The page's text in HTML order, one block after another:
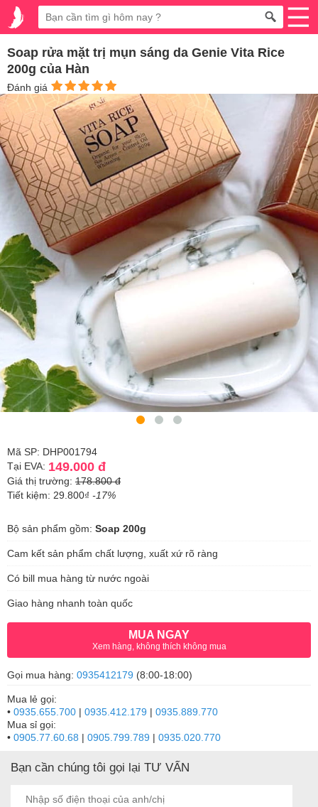
Soap rửa mặt trị mụn sáng da Genie Vita Rice
200g của Hàn
Đánh giá
Mã SP: DHP001794
Tại EVA: 149.000 đ
Giá thị trường: 178.800 đ
Tiết kiệm: 29.800₫ -17%
Bộ sản phẩm gồm: Soap 200g
Cam kết sản phẩm chất lượng, xuất xứ rõ ràng
Có bill mua hàng từ nước ngoài
Giao hàng nhanh toàn quốc
MUA NGAY
Xem hàng, không thích không mua
Gọi mua hàng: 0935412179 (8:00-18:00)
Mua lẻ gọi:
• 0935.655.700 | 0935.412.179 | 0935.889.770
Mua sỉ gọi:
• 0905.77.60.68 | 0905.799.789 | 0935.020.770
Bạn cần chúng tôi gọi lại TƯ VẤN